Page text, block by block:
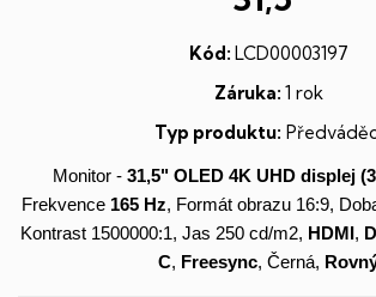
Kód: LCD00003197
Záruka: 1 rok
Typ produktu:
Monitor - 31,5" OLED 4K UHD displej
Frekvence 165 Hz, Formát obrazu 16:9,
Kontrast 1500000:1, Jas 250 cd/m2, HDMI ,
C, Freesync, Černá,